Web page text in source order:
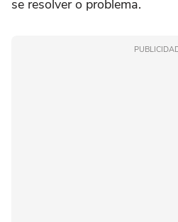
se resolver o problema.